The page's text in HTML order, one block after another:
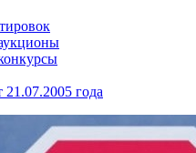
года